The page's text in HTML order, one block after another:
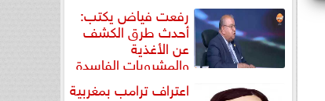
رفعت فياض يكتب:
أحدث طرق الكشف
عن الأغذية
والمشروبات الفاسدة
اعتراف ترامب بمغربية